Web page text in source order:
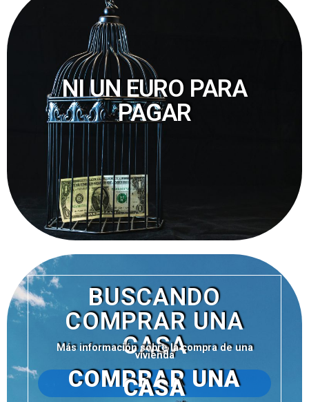
NI UN EURO PARA
PAGAR
BUSCANDO
COMPRAR UNA
CASA
Más información sobre la compra de una
vivienda
COMPRAR UNA
CASA